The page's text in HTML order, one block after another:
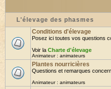
L'élevage des phasmes
Conditions d'élevage
Posez ici toutes vos questions
Voir la Charte d'élevage
Animateur : animateurs
Plantes nourricières
Questions et remarques
Animateur : animateurs